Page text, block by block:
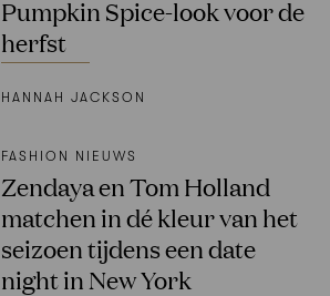
Pumpkin Spice-look voor de
herfst
HANNAH JACKSON
FASHION NIEUWS
Zendaya en Tom Holland
matchen in dé kleur van het
seizoen tijdens een date
night in New York